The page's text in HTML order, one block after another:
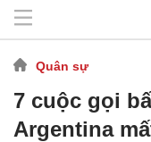
Quân sự
7 cuộc gọi
Argentina